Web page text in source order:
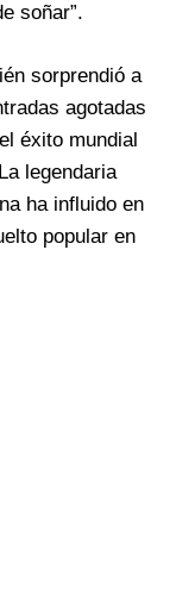
soñar”.
sorprendió a
agotadas
éxito mundial
legendaria
ha influido en
popular en